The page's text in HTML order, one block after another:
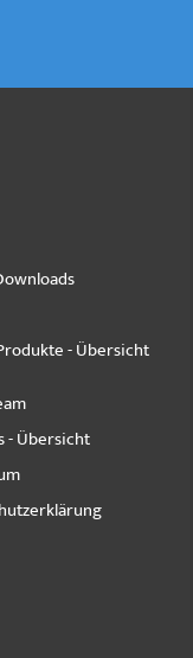
- Übersicht
- Übersicht